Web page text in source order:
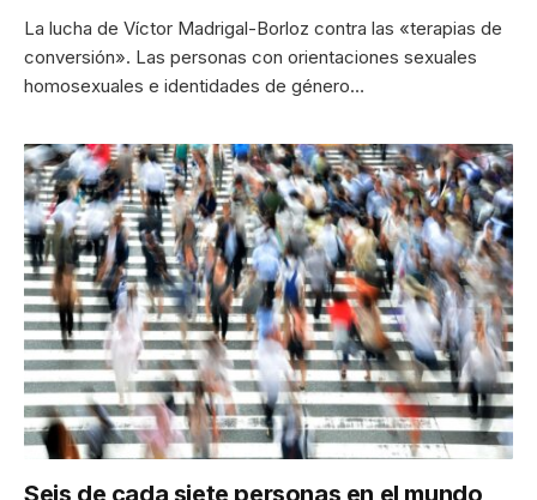
La lucha de Víctor Madrigal-Borloz contra las «terapias de
conversión». Las personas con orientaciones sexuales
homosexuales e identidades de género…
Seis de cada siete personas en el mundo